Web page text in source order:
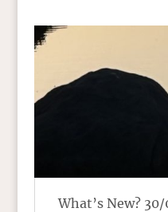
What’s New?